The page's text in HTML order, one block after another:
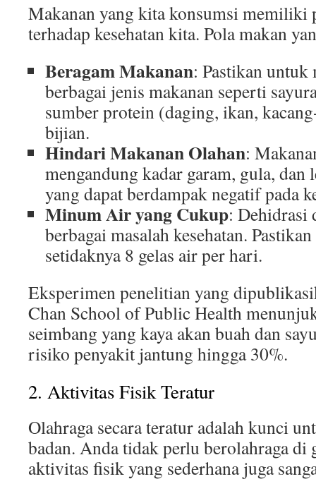
Makanan yang kita konsumsi memiliki
terhadap kesehatan kita. Pola makan
Beragam Makanan: Pastikan
berbagai jenis makanan seperti
sumber protein (daging, ikan,
bijian.
Hindari Makanan Olahan:
mengandung kadar garam, gula,
yang dapat berdampak negatif pada
Minum Air yang Cukup: Dehidrasi
berbagai masalah kesehatan.
setidaknya 8 gelas air per hari.
Eksperimen penelitian yang
Chan School of Public Health
seimbang yang kaya akan buah dan
risiko penyakit jantung hingga 30%.
2. Aktivitas Fisik Teratur
Olahraga secara teratur adalah kunci
badan. Anda tidak perlu berolahraga di
aktivitas fisik yang sederhana juga